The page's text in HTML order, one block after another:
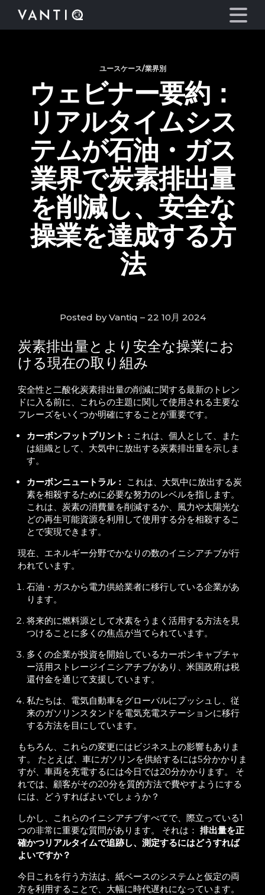
プラットフォーム
事業内容
パートナーシップ
お役立ち情報
会社情報
言語
ユースケース/業界別
ウェビナー要約：
リアルタイムシス
テムが石油・ガス
業界で炭素排出量
を削減し、安全な
操業を達成する方
法
Posted by Vantiq – 22 10月 2024
炭素排出量とより安全な操業にお
ける現在の取り組み
安全性と二酸化炭素排出量の削減に関する最新のトレン
ドに入る前に、これらの主題に関して使用される主要な
フレーズをいくつか明確にすることが重要です。
カーボンフットプリント： これは、個人として、また
は組織として、大気中に放出する炭素排出量を示しま
す。
カーボンニュートラル：
これは、大気中に放出する炭
素を相殺するために必要な努力のレベルを指します。
これは、炭素の消費量を削減するか、風力や太陽光な
どの再生可能資源を利用して使用する分を相殺するこ
とで実現できます。
現在、エネルギー分野でかなりの数のイニシアチブが行
われています。
石油・ガスから電力供給業者に移行している企業があ
ります。
将来的に燃料源として水素をうまく活用する方法を見
つけることに多くの焦点が当てられています。
多くの企業が投資を開始しているカーボンキャプチャ
ー活用ストレージイニシアチブがあり、米国政府は税
還付金を通じて支援しています。
私たちは、電気自動車をグローバルにプッシュし、従
来のガソリンスタンドを電気充電ステーションに移行
する方法を目にしています。
もちろん、これらの変更にはビジネス上の影響もありま
す。 たとえば、車にガソリンを供給するには5分かかりま
すが、車両を充電するには今日では20分かかります。 そ
れでは、顧客がその20分を質的方法で費やすようにする
には、どうすればよいでしょうか？
しかし、これらのイニシアチブすべてで、際立っている1
つの非常に重要な質問があります。 それは： 排出量を正
確かつリアルタイムで追跡し、測定するにはどうすれば
よいですか？
今日これを行う方法は、紙ベースのシステムと仮定の両
方を利用することで、大幅に時代遅れになっています。